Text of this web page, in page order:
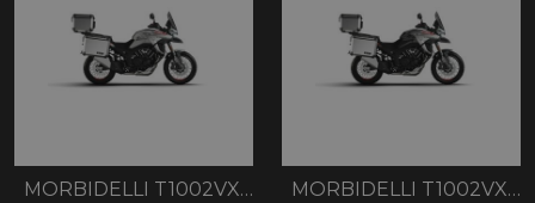
MORBIDELLI T1002VX WHITE
MORBIDELLI T1002VX BLACK